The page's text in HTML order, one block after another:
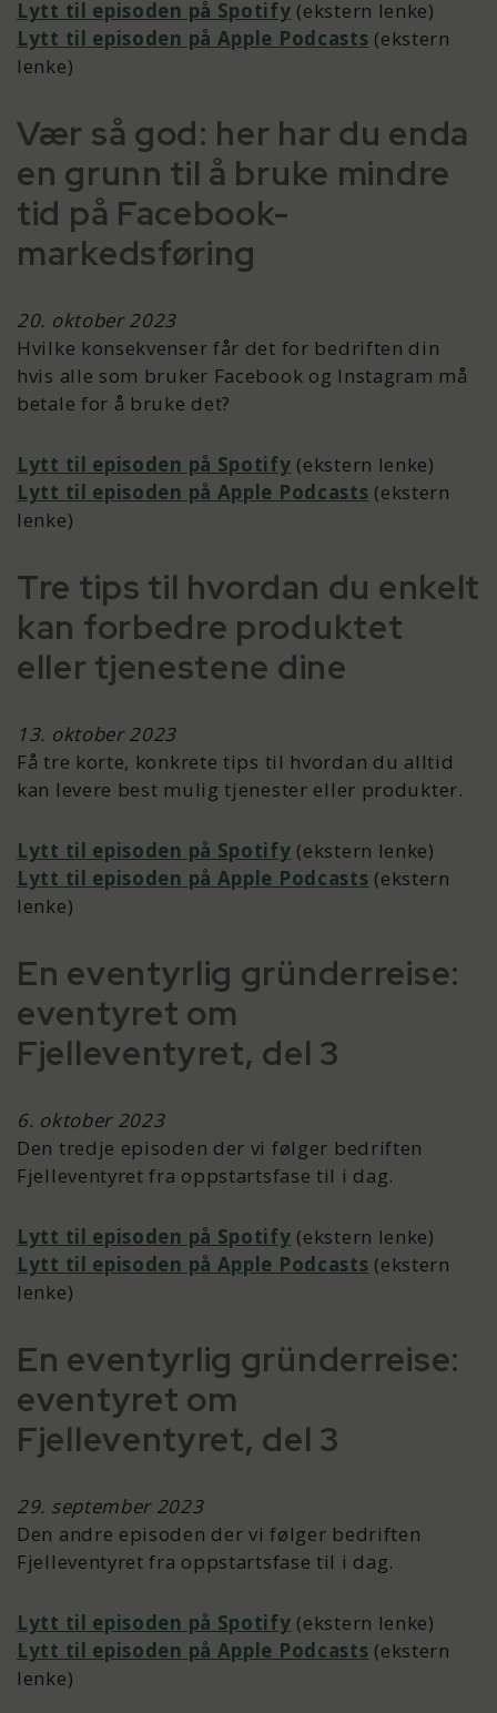
Lytt til episoden på Spotify (ekstern lenke)
Lytt til episoden på Apple Podcasts (ekstern
lenke)
Vær så god: her har du enda
en grunn til å bruke mindre
tid på Facebook-
markedsføring
20. oktober 2023
Hvilke konsekvenser får det for bedriften din
hvis alle som bruker Facebook og Instagram må
betale for å bruke det?
Lytt til episoden på Spotify (ekstern lenke)
Lytt til episoden på Apple Podcasts (ekstern
lenke)
Tre tips til hvordan du enkelt
kan forbedre produktet
eller tjenestene dine
13. oktober 2023
Få tre korte, konkrete tips til hvordan du alltid
kan levere best mulig tjenester eller produkter.
Lytt til episoden på Spotify (ekstern lenke)
Lytt til episoden på Apple Podcasts (ekstern
lenke)
En eventyrlig gründerreise:
eventyret om
Fjelleventyret, del 3
6. oktober 2023
Den tredje episoden der vi følger bedriften
Fjelleventyret fra oppstartsfase til i dag.
Lytt til episoden på Spotify (ekstern lenke)
Lytt til episoden på Apple Podcasts (ekstern
lenke)
En eventyrlig gründerreise:
eventyret om
Fjelleventyret, del 3
29. september 2023
Den andre episoden der vi følger bedriften
Fjelleventyret fra oppstartsfase til i dag.
Lytt til episoden på Spotify (ekstern lenke)
Lytt til episoden på Apple Podcasts (ekstern
lenke)